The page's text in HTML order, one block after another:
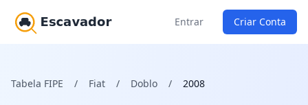
Entrar Criar Conta
Tabela FIPE / Fiat / Doblo / 2008